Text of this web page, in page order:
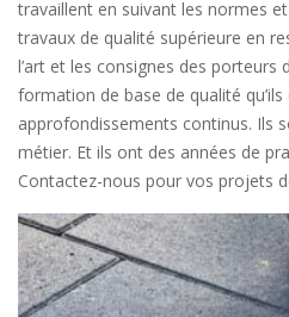
travaillent en suivant les normes
travaux de qualité supérieure en
l’art et les consignes des porteurs
formation de base de qualité
approfondissements continus. Ils
métier. Et ils ont des années de
Contactez-nous pour vos projets